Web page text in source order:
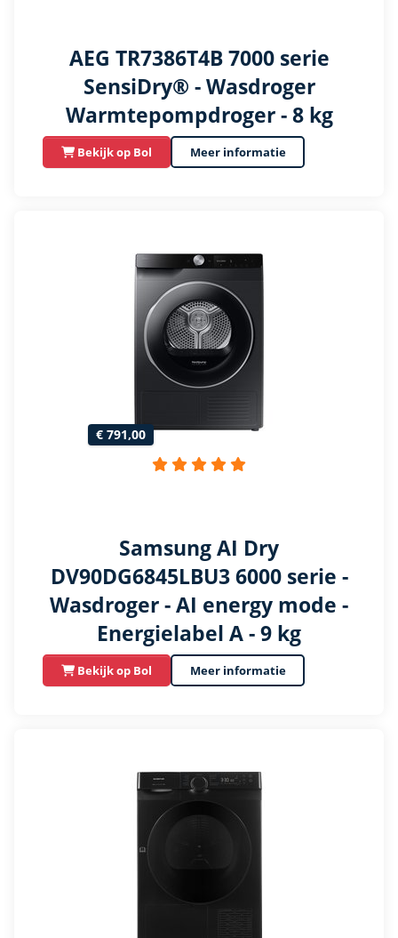
AEG TR7386T4B 7000 serie
SensiDry® - Wasdroger
Warmtepompdroger - 8 kg
Bekijk op Bol Meer informatie
€ 791,00
Samsung AI Dry
DV90DG6845LBU3 6000 serie -
Wasdroger - AI energy mode -
Energielabel A - 9 kg
Bekijk op Bol Meer informatie